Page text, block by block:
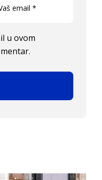
u ovom